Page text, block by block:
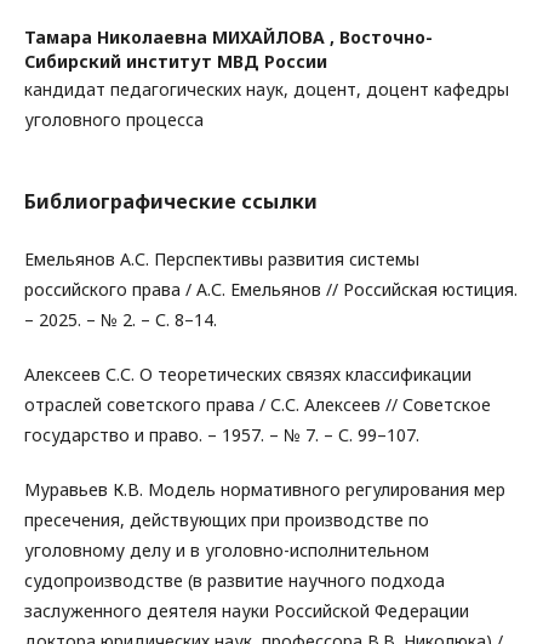
Тамара Николаевна МИХАЙЛОВА , Восточно-
Сибирский институт МВД России
кандидат педагогических наук, доцент, доцент кафедры
уголовного процесса
Библиографические ссылки
Емельянов А.С. Перспективы развития системы
российского права / А.С. Емельянов // Российская юстиция.
– 2025. – № 2. – С. 8–14.
Алексеев С.С. О теоретических связях классификации
отраслей советского права / С.С. Алексеев // Советское
государство и право. – 1957. – № 7. – С. 99–107.
Муравьев К.В. Модель нормативного регулирования мер
пресечения, действующих при производстве по
уголовному делу и в уголовно-исполнительном
судопроизводстве (в развитие научного подхода
заслуженного деятеля науки Российской Федерации